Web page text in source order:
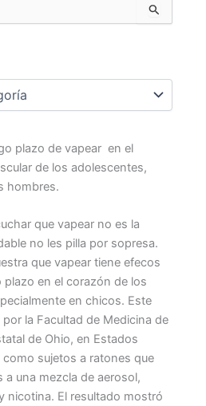
plazo de vapear en el
de los adolescentes,
hombres.
que vapear no es la
no les pilla por sopresa.
que vapear tiene efecos
plazo en el corazón de los
en chicos. Este
la Facultad de Medicina de
de Ohio, en Estados
sujetos a ratones que
una mezcla de aerosol,
nicotina. El resultado mostró